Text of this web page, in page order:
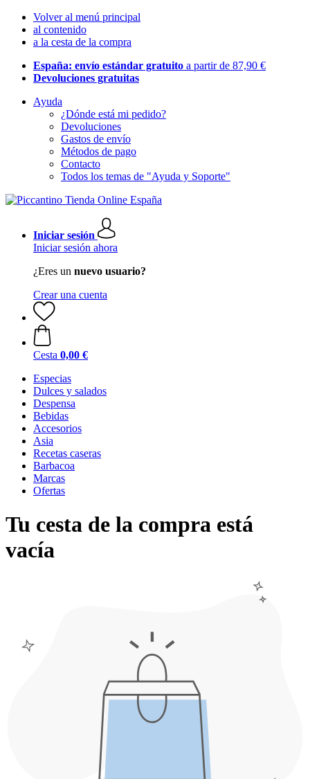
Volver al menú principal
al contenido
a la cesta de la compra
España: envío estándar gratuito a partir de 87,90 €
Devoluciones gratuitas
Ayuda
¿Dónde está mi pedido?
Devoluciones
Gastos de envío
Métodos de pago
Contacto
Todos los temas de "Ayuda y Soporte"
Iniciar sesión
Iniciar sesión ahora
¿Eres un nuevo usuario?
Crear una cuenta
Cesta 0,00 €
Especias
Dulces y salados
Despensa
Bebidas
Accesorios
Asia
Recetas caseras
Barbacoa
Marcas
Ofertas
Tu cesta de la compra está
vacía